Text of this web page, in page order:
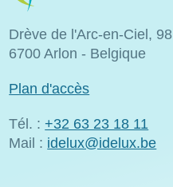
Drève de l'Arc-en-Ciel, 98
6700 Arlon - Belgique
Plan d'accès
Tél. : +32 63 23 18 11
Mail : idelux@idelux.be